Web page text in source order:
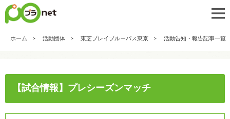
ホーム 活動団体 東芝ブレイブルーパス東京 活動告知・報告記事一覧
【試合情報】プレシーズンマッチ